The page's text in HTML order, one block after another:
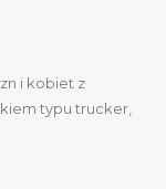
i kobiet z
typu trucker,